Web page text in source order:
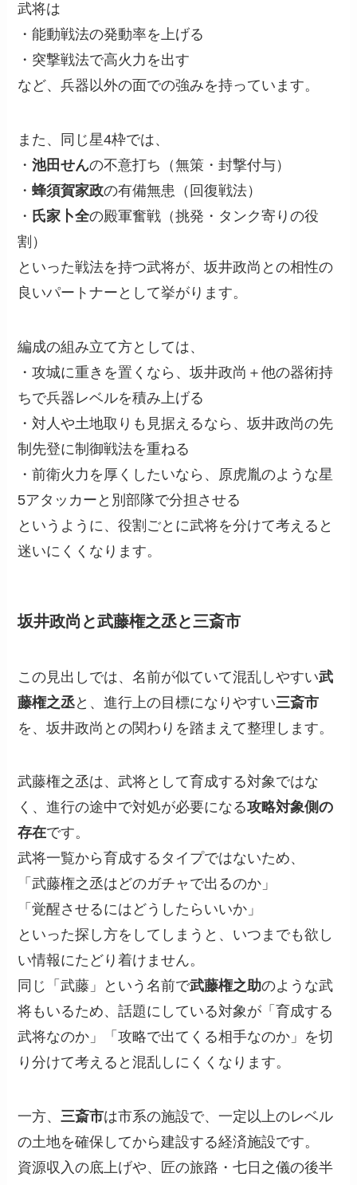
武将は
・能動戦法の発動率を上げる
・突撃戦法で高火力を出す
など、兵器以外の面での強みを持っています。
また、同じ星4枠では、
・池田せんの不意打ち（無策・封撃付与）
・蜂須賀家政の有備無患（回復戦法）
・ 氏家卜全の殿軍奮戦（挑発・タンク寄りの役
割）
といった戦法を持つ武将が、坂井政尚との相性の
良いパートナーとして挙がります。
編成の組み立て方としては、
・攻城に重きを置くなら、坂井政尚＋他の器術持
ちで兵器レベルを積み上げる
・対人や土地取りも見据えるなら、坂井政尚の先
制先登に制御戦法を重ねる
・前衛火力を厚くしたいなら、原虎胤のような星
5アタッカーと別部隊で分担させる
というように、役割ごとに武将を分けて考えると
迷いにくくなります。
坂井政尚と武藤権之丞と三斎市
この見出しでは、名前が似ていて混乱しやすい武
藤権之丞と、進行上の目標になりやすい三斎市
を、坂井政尚との関わりを踏まえて整理します。
武藤権之丞は、武将として育成する対象ではな
く、進行の途中で対処が必要になる攻略対象側の
存在です。
武将一覧から育成するタイプではないため、
「武藤権之丞はどのガチャで出るのか」
「覚醒させるにはどうしたらいいか」
といった探し方をしてしまうと、いつまでも欲し
い情報にたどり着けません。
同じ「武藤」という名前で武藤権之助のような武
将もいるため、話題にしている対象が「育成する
武将なのか」「攻略で出てくる相手なのか」を切
り分けて考えると混乱しにくくなります。
一方、三斎市は市系の施設で、一定以上のレベル
の土地を確保してから建設する経済施設です。
資源収入の底上げや、匠の旅路・七日之儀の後半